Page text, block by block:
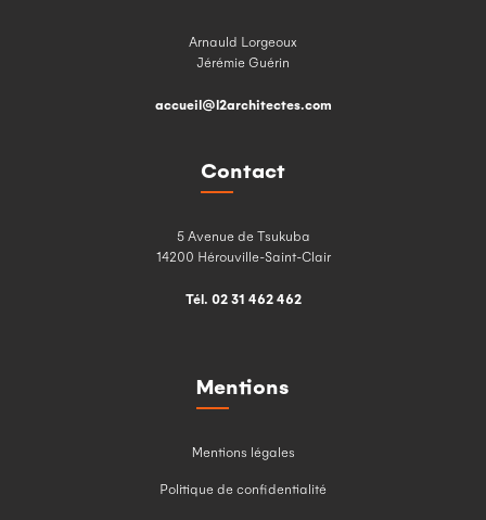
Arnauld Lorgeoux
Jérémie Guérin
accueil@l2architectes.com
Contact
5 Avenue de Tsukuba
14200 Hérouville-Saint-Clair
Tél. 02 31 462 462
Mentions
Mentions légales
Politique de confidentialité